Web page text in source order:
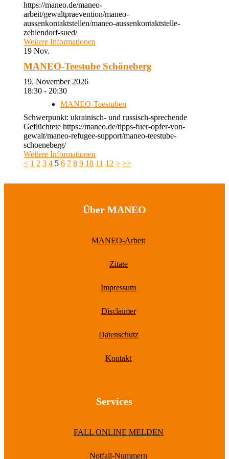
https://maneo.de/maneo-
arbeit/gewaltpraevention/maneo-
aussenkontaktstellen/maneo-aussenkontaktstelle-
zehlendorf-sued/
Weitere Informationen
19 Nov.
MANEO-Teestube Schöneberg
19. November 2026
18:30 - 20:30
MANEO-Teestuben
Schwerpunkt: ukrainisch- und russisch-sprechende
Geflüchtete https://maneo.de/tipps-fuer-opfer-von-
gewalt/maneo-refugee-support/maneo-teestube-
schoeneberg/
Weitere Informationen
< 1 2 3 4 5 6 7 8 9 10 11 12 > >>
Über MANEO
MANEO-Arbeit
Zitate
Impressum
Disclaimer
Datenschutz
Kontakt
Services
FALL ONLINE MELDEN
Notfall-Nummern